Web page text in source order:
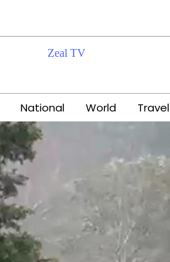
National World Travel